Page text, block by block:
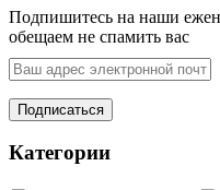
Подпишитесь на наши
обещаем не спамить вас
Категории